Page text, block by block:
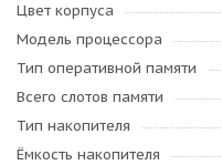
Цвет корпуса
Модель процессора
Тип оперативной памяти
Всего слотов памяти
Тип накопителя
Ёмкость накопителя